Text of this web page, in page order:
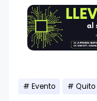
Evento Quito